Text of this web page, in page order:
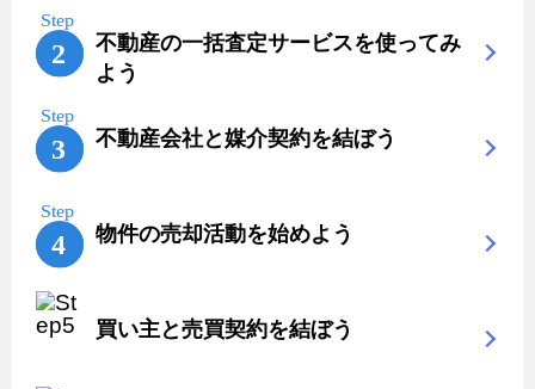
不動産の一括査定サービスを使ってみ
よう
不動産会社と媒介契約を結ぼう
物件の売却活動を始めよう
買い主と売買契約を結ぼう